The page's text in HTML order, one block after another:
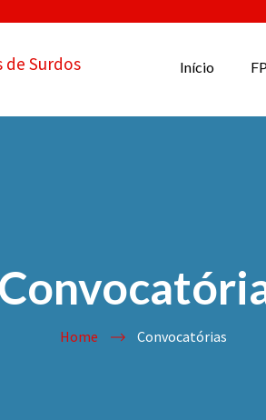
de Surdos Início
Home Convocatórias